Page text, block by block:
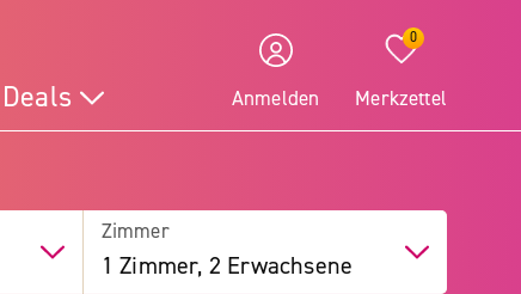
Deals Anmelden
0
Merkzettel
Zimmer
1 Zimmer, 2 Erwachsene